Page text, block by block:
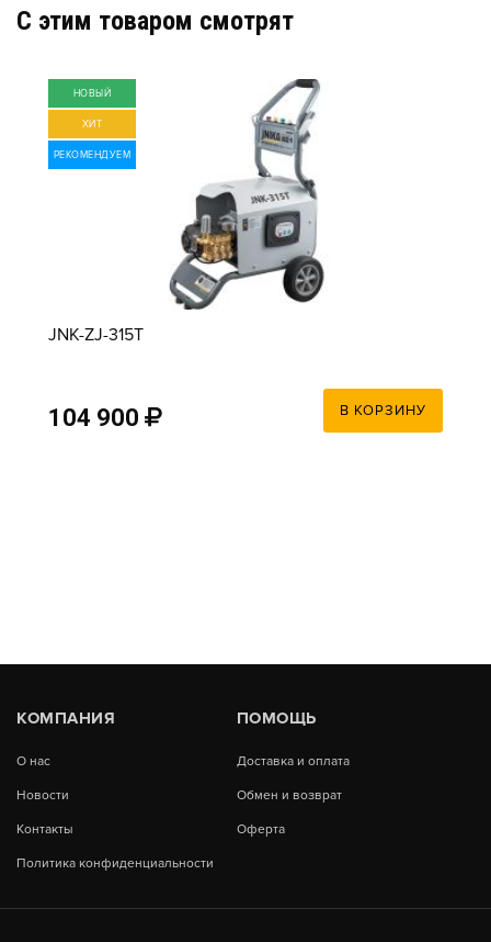
C этим товаром смотрят
НОВЫЙ
ХИТ
РЕКОМЕНДУЕМ
JNK-ZJ-315T
104 900 В КОРЗИНУ
КОМПАНИЯ
О нас
Новости
Контакты
Политика конфиденциальности
ПОМОЩЬ
Доставка и оплата
Обмен и возврат
Оферта